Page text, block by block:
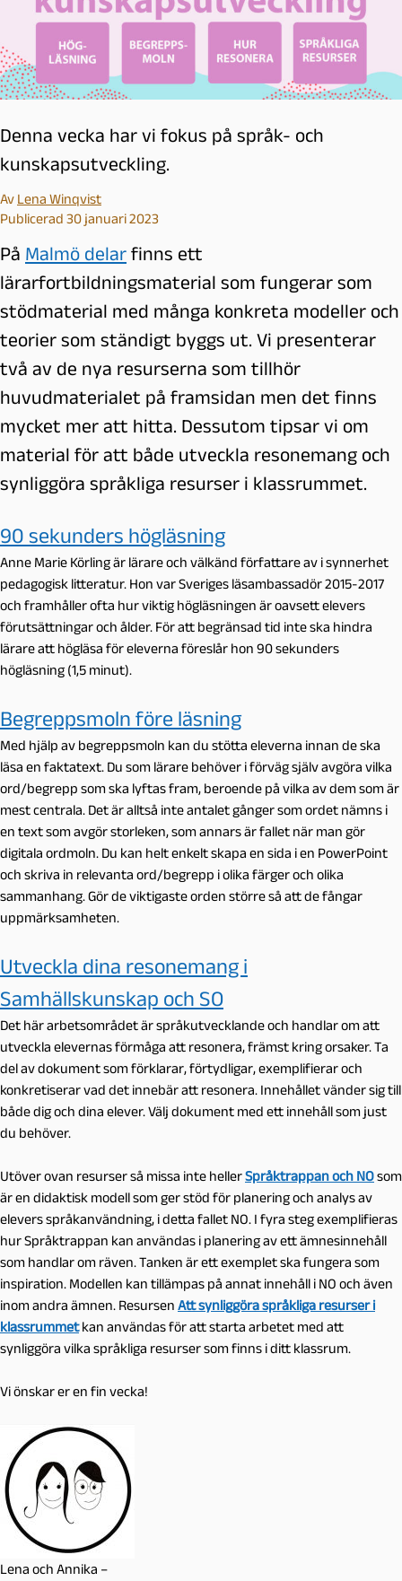
Denna vecka har vi fokus på språk- och
kunskapsutveckling.
Av Lena Winqvist
Publicerad 30 januari 2023
På Malmö delar finns ett
lärarfortbildningsmaterial som fungerar som
stödmaterial med många konkreta modeller och
teorier som ständigt byggs ut. Vi presenterar
två av de nya resurserna som tillhör
huvudmaterialet på framsidan men det finns
mycket mer att hitta. Dessutom tipsar vi om
material för att både utveckla resonemang och
synliggöra språkliga resurser i klassrummet.
90 sekunders högläsning
Anne Marie Körling är lärare och välkänd författare av i synnerhet
pedagogisk litteratur. Hon var Sveriges läsambassadör 2015-2017
och framhåller ofta hur viktig högläsningen är oavsett elevers
förutsättningar och ålder. För att begränsad tid inte ska hindra
lärare att högläsa för eleverna föreslår hon 90 sekunders
högläsning (1,5 minut).
Begreppsmoln före läsning
Med hjälp av begreppsmoln kan du stötta eleverna innan de ska
läsa en faktatext. Du som lärare behöver i förväg själv avgöra vilka
ord/begrepp som ska lyftas fram, beroende på vilka av dem som är
mest centrala. Det är alltså inte antalet gånger som ordet nämns i
en text som avgör storleken, som annars är fallet när man gör
digitala ordmoln. Du kan helt enkelt skapa en sida i en PowerPoint
och skriva in relevanta ord/begrepp i olika färger och olika
sammanhang. Gör de viktigaste orden större så att de fångar
uppmärksamheten.
Utveckla dina resonemang i
Samhällskunskap och SO
Det här arbetsområdet är språkutvecklande och handlar om att
utveckla elevernas förmåga att resonera, främst kring orsaker. Ta
del av dokument som förklarar, förtydligar, exemplifierar och
konkretiserar vad det innebär att resonera. Innehållet vänder sig till
både dig och dina elever. Välj dokument med ett innehåll som just
du behöver.
Utöver ovan resurser så missa inte hellerSpråktrappan och NOsom
är en didaktisk modell som ger stöd för planering och analys av
elevers språkanvändning, i detta fallet NO. I fyra steg exemplifieras
hur Språktrappan kan användas i planering av ett ämnesinnehåll
som handlar om räven. Tanken är ett exemplet ska fungera som
inspiration. Modellen kan tillämpas på annat innehåll i NO och även
inom andra ämnen. Resursen Att synliggöra språkliga resurser i
klassrummetkan användas för att starta arbetet med att
synliggöra vilka språkliga resurser som finns i ditt klassrum.
Vi önskar er en fin vecka!
Lena och Annika –